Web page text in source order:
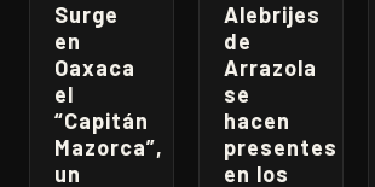
Surge
en
Oaxaca
el
“Capitán
Mazorca”,
un
Alebrijes
de
Arrazola
se
hacen
presentes
en los